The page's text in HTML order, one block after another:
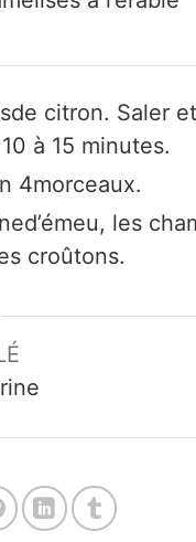
citron. Saler
à 15 minutes.
4morceaux.
les
croûtons.